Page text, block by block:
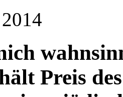
Preis